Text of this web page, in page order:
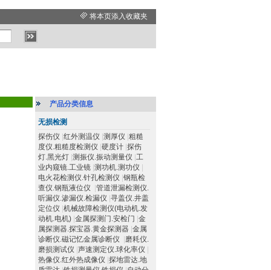
将本页添入收藏夹
产品分类信息
无损检测
探伤仪 红外测温仪 测厚仪 粗糙
度仪.粗糙度检测仪 硬度计 探伤
灯.黑光灯 测振仪.振动测量仪 工
业内窥镜.工业镜 测功机.测功仪
电火花检测仪.针孔检测仪 钢瓶检
查仪.钢瓶液位仪
管道泄漏检测仪.
听漏仪.渗漏仪.检漏仪 寻盖仪.井盖
定位仪 机械故障检测仪(电动机.发
动机.电机) 金属探测门.安检门 金
属探测器.探宝器.黄金探测器 金属
诊断仪.磁记忆金属诊断仪
磨耗仪.
磨损测试仪 声速测定仪.球化率仪
热像仪.红外热成像仪 探地雷达.地